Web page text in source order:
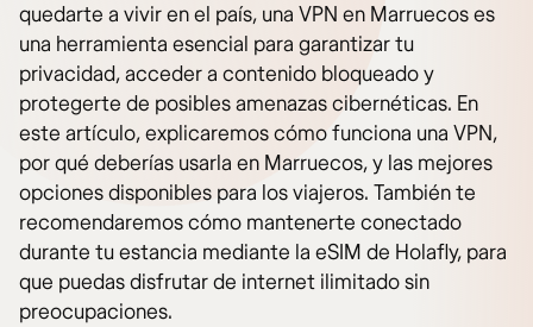
quedarte a vivir en el país, una VPN en Marruecos es
una herramienta esencial para garantizar tu
privacidad, acceder a contenido bloqueado y
protegerte de posibles amenazas cibernéticas. En
este artículo, explicaremos cómo funciona una VPN,
por qué deberías usarla en Marruecos, y las mejores
opciones disponibles para los viajeros. También te
recomendaremos cómo mantenerte conectado
durante tu estancia mediante la eSIM de Holafly, para
que puedas disfrutar de internet ilimitado sin
preocupaciones.